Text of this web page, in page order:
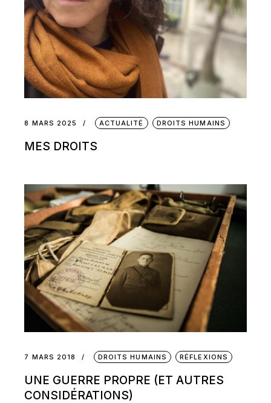
8 MARS 2025 ACTUALITÉ DROITS HUMAINS
MES DROITS
7 MARS 2018 DROITS HUMAINS RÉFLEXIONS
UNE GUERRE PROPRE (ET AUTRES
CONSIDÉRATIONS)